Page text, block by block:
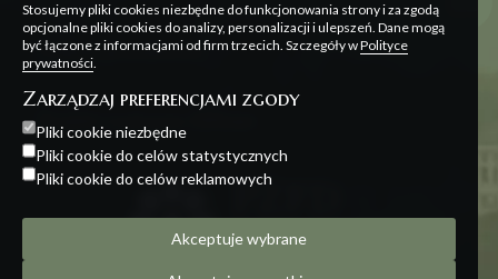
Polityka prywatności
Stosujemy pliki cookies niezbędne do funkcjonowania strony i za zgodą
opcjonalne pliki cookies do analizy, personalizacji i ulepszeń. Dane mogą
być łączone z informacjami od firm trzecich. Szczegóły wPolityce
prywatności.
Zarządzaj preferencjami zgody
Pliki cookie niezbędne
Pliki cookie do celów statystycznych
Pliki cookie do celów reklamowych
Akceptuje wybrane